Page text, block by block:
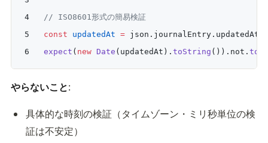
// ISO8601形式の簡易検証
const updatedAt = json.journalEntry.updatedAt
expect ( new Date (updatedAt).toString ()).not.
やらないこと:
具体的な時刻の検証（タイムゾーン・ミリ秒単位の検
証は不安定）